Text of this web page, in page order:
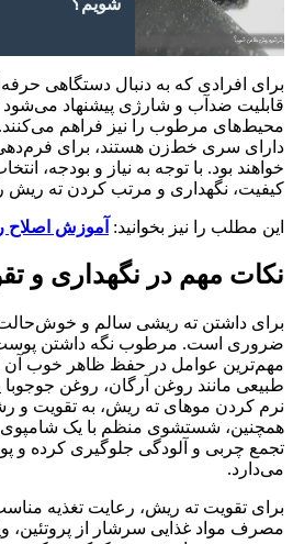
شویم؟
برای افرادی که به دنبال دستگاهی
قابلیت ضدآب و شارژی پیشنهاد می‌شود
محیط‌های مرطوب را نیز فراهم
دارای سری خط‌زن هستند، برای فرم‌دهی
خواهند بود. با توجه به نیاز و بودجه،
کیفیت، نگهداری و مرتب کردن ته ریش
این مطلب را نیز بخوانید: آموزش اصلاح
نکات مهم در نگهداری و
برای داشتن ته ریشی سالم و
ضروری است. مرطوب نگه داشتن پوست
مهم‌ترین عوامل در حفظ ظاهر خوب آن
طبیعی مانند روغن آرگان، روغن جوجوبا
نرم کردن موهای ته ریش، به تقویت و
همچنین، شستشوی منظم با یک
تجمع چربی و آلودگی جلوگیری کرده و
می‌دارد.
برای تقویت ته ریش، رعایت تغذیه